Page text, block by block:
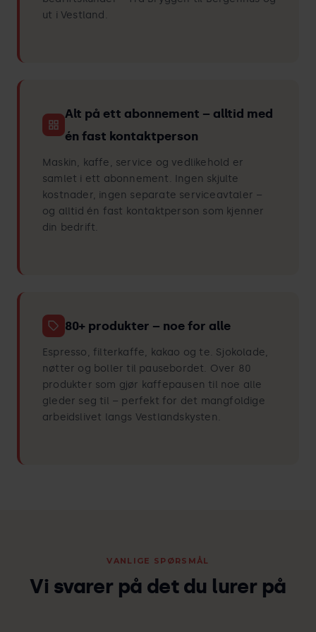
ut i Vestland.
Alt på ett abonnement – alltid med
én fast kontaktperson
Maskin, kaffe, service og vedlikehold er
samlet i ett abonnement. Ingen skjulte
kostnader, ingen separate serviceavtaler –
og alltid én fast kontaktperson som kjenner
din bedrift.
80+ produkter – noe for alle
Espresso, filterkaffe, kakao og te. Sjokolade,
nøtter og boller til pausebordet. Over 80
produkter som gjør kaffepausen til noe alle
gleder seg til – perfekt for det mangfoldige
arbeidslivet langs Vestlandskysten.
VANLIGE SPØRSMÅL
Vi svarer på det du lurer på